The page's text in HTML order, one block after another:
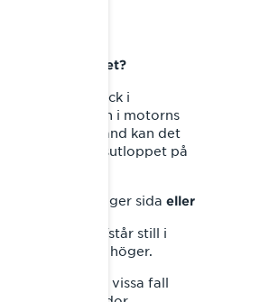
problemet?
upp ett tryck i
när effektiviteten i motorns
I detta tillstånd kan det
från ventilationsutloppet på
vänds på höger sidaeller
är parkerat/står still i
och lutar åt höger.
brand och i vissa fall